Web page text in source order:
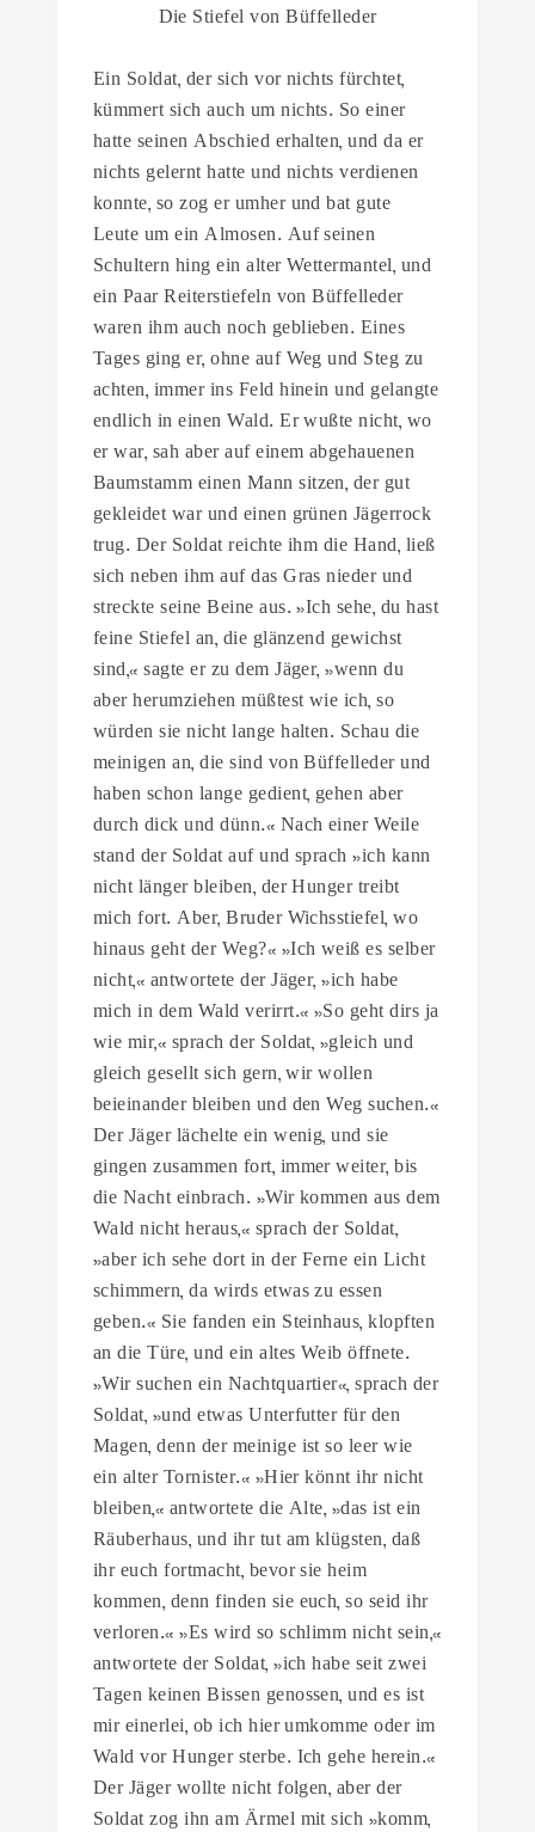
Die Stiefel von Büffelleder
Ein Soldat, der sich vor nichts fürchtet,
kümmert sich auch um nichts. So einer
hatte seinen Abschied erhalten, und da er
nichts gelernt hatte und nichts verdienen
konnte, so zog er umher und bat gute
Leute um ein Almosen. Auf seinen
Schultern hing ein alter Wettermantel, und
ein Paar Reiterstiefeln von Büffelleder
waren ihm auch noch geblieben. Eines
Tages ging er, ohne auf Weg und Steg zu
achten, immer ins Feld hinein und gelangte
endlich in einen Wald. Er wußte nicht, wo
er war, sah aber auf einem abgehauenen
Baumstamm einen Mann sitzen, der gut
gekleidet war und einen grünen Jägerrock
trug. Der Soldat reichte ihm die Hand, ließ
sich neben ihm auf das Gras nieder und
streckte seine Beine aus. »Ich sehe, du hast
feine Stiefel an, die glänzend gewichst
sind,« sagte er zu dem Jäger, »wenn du
aber herumziehen müßtest wie ich, so
würden sie nicht lange halten. Schau die
meinigen an, die sind von Büffelleder und
haben schon lange gedient, gehen aber
durch dick und dünn.« Nach einer Weile
stand der Soldat auf und sprach »ich kann
nicht länger bleiben, der Hunger treibt
mich fort. Aber, Bruder Wichsstiefel, wo
hinaus geht der Weg?« »Ich weiß es selber
nicht,« antwortete der Jäger, »ich habe
mich in dem Wald verirrt.« »So geht dirs ja
wie mir,« sprach der Soldat, »gleich und
gleich gesellt sich gern, wir wollen
beieinander bleiben und den Weg suchen.«
Der Jäger lächelte ein wenig, und sie
gingen zusammen fort, immer weiter, bis
die Nacht einbrach. »Wir kommen aus dem
Wald nicht heraus,« sprach der Soldat,
»aber ich sehe dort in der Ferne ein Licht
schimmern, da wirds etwas zu essen
geben.« Sie fanden ein Steinhaus, klopften
an die Türe, und ein altes Weib öffnete.
»Wir suchen ein Nachtquartier«, sprach der
Soldat, »und etwas Unterfutter für den
Magen, denn der meinige ist so leer wie
ein alter Tornister.« »Hier könnt ihr nicht
bleiben,« antwortete die Alte, »das ist ein
Räuberhaus, und ihr tut am klügsten, daß
ihr euch fortmacht, bevor sie heim
kommen, denn finden sie euch, so seid ihr
verloren.« »Es wird so schlimm nicht sein,«
antwortete der Soldat, »ich habe seit zwei
Tagen keinen Bissen genossen, und es ist
mir einerlei, ob ich hier umkomme oder im
Wald vor Hunger sterbe. Ich gehe herein.«
Der Jäger wollte nicht folgen, aber der
Soldat zog ihn am Ärmel mit sich »komm,